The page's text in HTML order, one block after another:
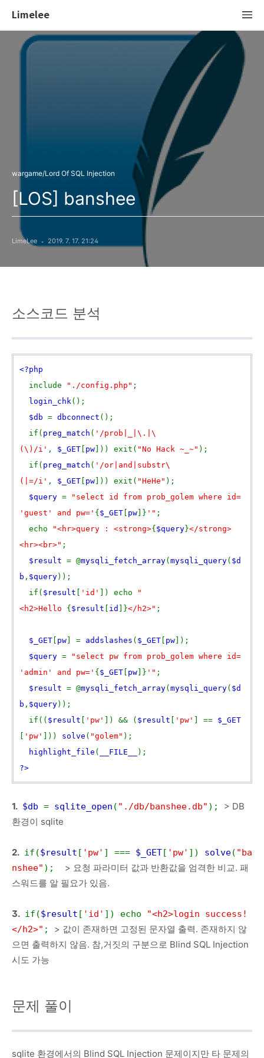
Limelee
wargame/Lord Of SQL Injection
[LOS] banshee
LimeLee 2019. 7. 17. 21:24
소스코드 분석
<?php
include
"./config.php" ;
login_chk();
$db = dbconnect ();
if( preg_match ( '/prob|_|\.|\
(\)/i' , $_GET pw ])) exit( "No Hack ~_~" );
if( preg_match ( '/or|and|substr\
(|=/i' , $_GET pw ])) exit( "HeHe" );
$query =
"select id from prob_golem where id=
'guest' and pw=' { $_GET pw ]} '" ;
echo
"<hr>query : <strong>{ $query}</strong>
<hr><br>" ;
$result = @mysqli_fetch_array( mysqli_query( $d
b , $query));
if( $result 'id' ]) echo
"
<h2>Hello { $result id ]}</h2>" ;
$_GET pw ] = addslashes ( $_GET pw ]);
$query =
"select pw from prob_golem where id=
'admin' and pw=' { $_GET pw ]} '" ;
$result = @mysqli_fetch_array( mysqli_query( $d
b , $query));
if(( $result 'pw' ]) && ( $result 'pw' ] == $_GET
'pw' ])) solve ( "golem" );
highlight_file ( __FILE__
);
?>
1. $db = sqlite_open ( "./db/banshee.db" ); > DB
환경이 sqlite
2. if($result [ 'pw' ] === $_GET[ 'pw' ]) solve( "ba
nshee" ); > 요청 파라미터 값과 반환값을 엄격한 비교. 패
스워드를 알 필요가 있음.
3. if($result [ 'id' ]) echo
"<h2>login success!
</h2>" ; > 값이 존재하면 고정된 문자열 출력. 존재하지 않
으면 출력하지 않음. 참,거짓의 구분으로 Blind SQL Injection
시도 가능
문제 풀이
sqlite 환경에서의 Blind SQL Injection 문제이지만 타 문제의